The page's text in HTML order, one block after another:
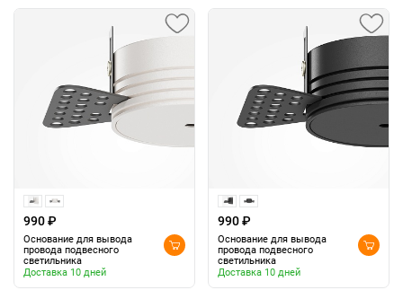
990 ₽
Основание для вывода
провода подвесного
светильника
Доставка 10 дней
990 ₽
Основание для вывода
провода подвесного
светильника
Доставка 10 дней